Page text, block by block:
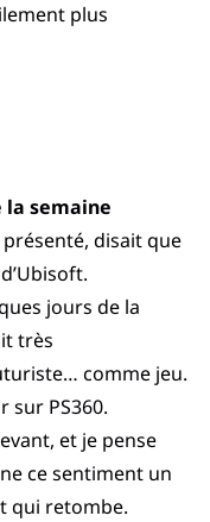
plus
la semaine
présenté, disait que
jours de la
très
comme jeu.
sur PS360.
et je pense
ce sentiment un
qui retombe.